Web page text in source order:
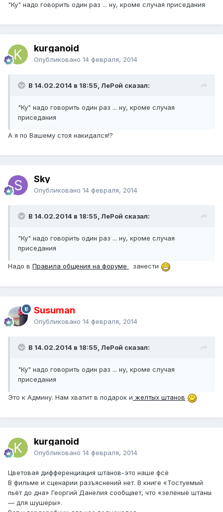
"Ку" надо говорить один раз ... ну, кроме случая приседания
kurganoid
Опубликовано 14 февраля, 2014
В 14.02.2014 в 18:55, ЛеРой сказал:
"Ку" надо говорить один раз ... ну, кроме случая
приседания
А я по Вашему стоя накидался!?
Sky
Опубликовано 14 февраля, 2014
В 14.02.2014 в 18:55, ЛеРой сказал:
"Ку" надо говорить один раз ... ну, кроме случая
приседания
Надо в Правила общения на форуме занести
Susuman
Опубликовано 14 февраля, 2014
В 14.02.2014 в 18:55, ЛеРой сказал:
"Ку" надо говорить один раз ... ну, кроме случая
приседания
Это к Админу. Нам хватит в подарок и желтых штанов
kurganoid
Опубликовано 14 февраля, 2014
Цветовая дифференциация штанов-это наше фсё
В фильме и сценарии разъяснений нет. В книге «Тостуемый
пьёт до дна» Георгий Данелия сообщает, что «зелёные штаны
— для шушеры».